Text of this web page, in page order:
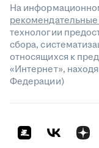
На
технологии
сбора,
относящихся к
«Интернет»,
Федерации)